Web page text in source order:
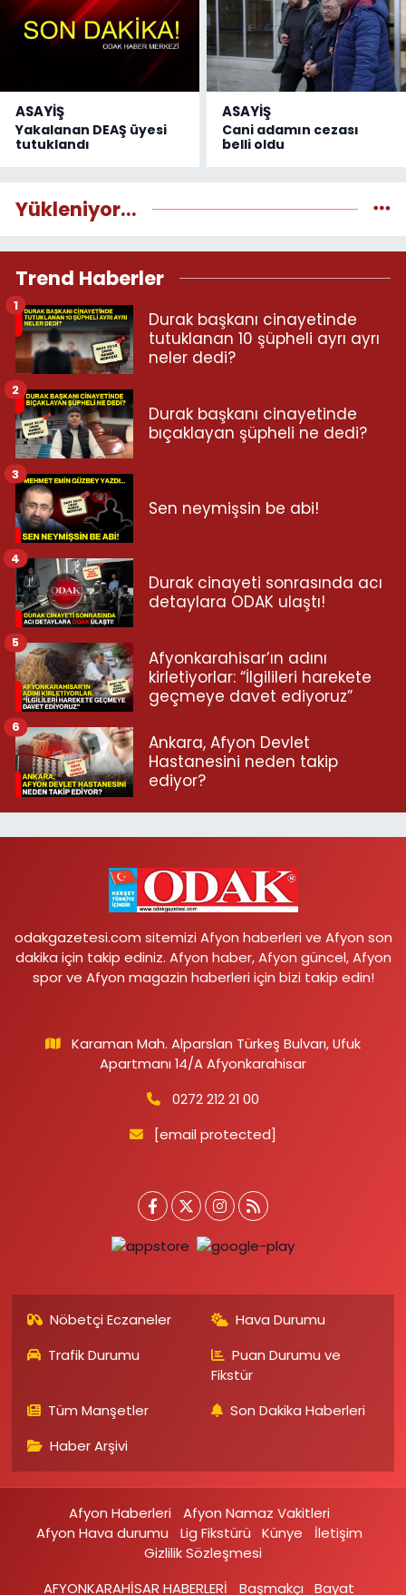
ASAYİŞ
Yakalanan DEAŞ üyesi
tutuklandı
ASAYİŞ
Cani adamın cezası
belli oldu
Yükleniyor...
Trend Haberler
Durak başkanı cinayetinde
tutuklanan 10 şüpheli ayrı ayrı
neler dedi?
1
Durak başkanı cinayetinde
bıçaklayan şüpheli ne dedi?
2
Sen neymişsin be abi!
3
Durak cinayeti sonrasında acı
detaylara ODAK ulaştı!
4
Afyonkarahisar’ın adını
kirletiyorlar: “İlgilileri harekete
geçmeye davet ediyoruz”
5
Ankara, Afyon Devlet
Hastanesini neden takip
ediyor?
6
odakgazetesi.com sitemizi Afyon haberleri ve Afyon son
dakika için takip ediniz. Afyon haber, Afyon güncel, Afyon
spor ve Afyon magazin haberleri için bizi takip edin!
Karaman Mah. Alparslan Türkeş Bulvarı, Ufuk
Apartmanı 14/A Afyonkarahisar
0272 212 21 00
[email protected]
Nöbetçi Eczaneler
Hava Durumu
Trafik Durumu
Puan Durumu ve
Fikstür
Tüm Manşetler
Son Dakika Haberleri
Haber Arşivi
Afyon Haberleri
Afyon Namaz Vakitleri
Afyon Hava durumu
Lig Fikstürü Künye
İletişim
Gizlilik Sözleşmesi
AFYONKARAHİSAR HABERLERİ
Başmakçı Bayat